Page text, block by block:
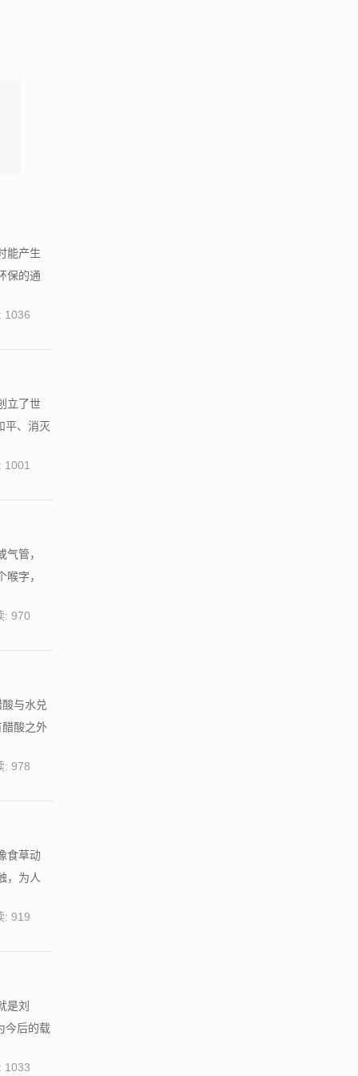
能产生
保的通
1036
立了世
平、消灭
1001
管，
字，
: 970
与水兑
酸之外
: 978
食草动
，为人
: 919
是刘
今后的载
1033